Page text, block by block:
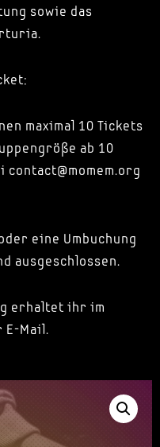
sowie das
maximal 10 Tickets
ab 10
eine Umbuchung
ausgeschlossen.
erhaltet ihr im
E-Mail.